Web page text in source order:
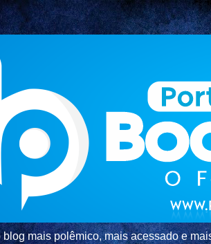
blog mais polêmico, mais acessado e